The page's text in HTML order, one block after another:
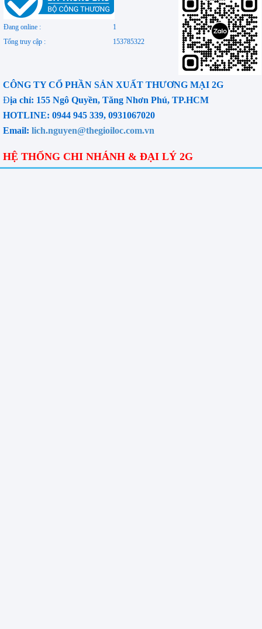
Đang online :
1
Tổng truy cập :
153785322
CÔNG TY CỔ PHẦN SẢN XUẤT THƯƠNG MẠI 2G
Địa chỉ: 155 Ngô Quyền, Tăng Nhơn Phú, TP.HCM
HOTLINE: 0944 945 339, 0931067020
Email: lich.nguyen@thegioiloc.com.vn
HỆ THỐNG CHI NHÁNH & ĐẠI LÝ 2G